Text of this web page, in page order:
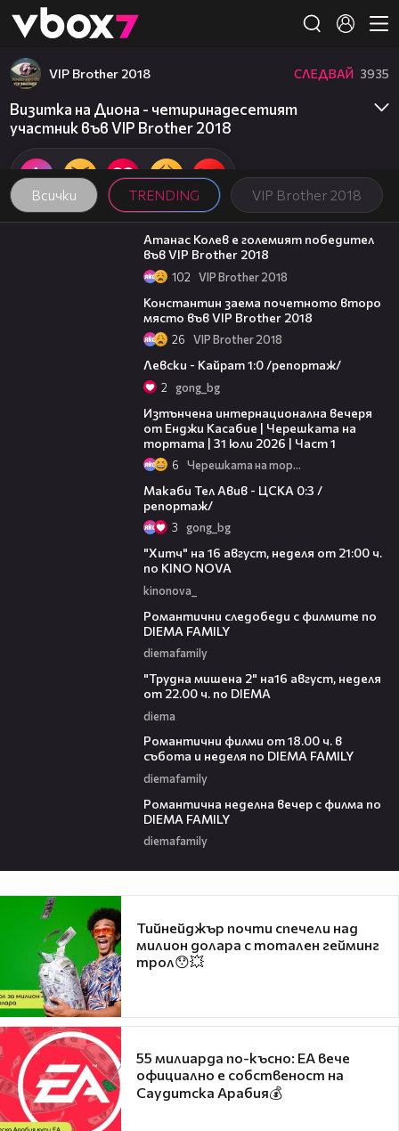
👾
Всички TRENDING VIP Brother 2018
VIP Brother 2018 СЛЕДВАЙ 3935
Визитка на Диона - четиринадесетият
участник във VIP Brother 2018
06:03
Атанас Колев е големият победител
във VIP Brother 2018
102 VIP Brother 2018
Константин заема почетното второ
място във VIP Brother 2018
26 VIP Brother 2018
Левски - Кайрат 1:0 /репортаж/
2 gong_bg
Изтънчена интернационална вечеря
от Енджи Касабие | Черешката на
тортата | 31 юли 2026 | Част 1
6 Черешката на тортата
Макаби Тел Авив - ЦСКА 0:3 /
репортаж/
3 gong_bg
"Хитч" на 16 август, неделя от 21:00 ч.
по KINO NOVA
kinonova_
Романтични следобеди с филмите по
DIEMA FAMILY
diemafamily
"Трудна мишена 2" на16 август, неделя
от 22.00 ч. по DIEMA
diema
Романтични филми от 18.00 ч. в
събота и неделя по DIEMA FAMILY
diemafamily
Романтичнa неделна вечер с филма по
DIEMA FAMILY
diemafamily
Тийнейджър почти спечели над
милион долара с тотален гейминг
трол😯💥
55 милиарда по-късно: EA вече
официално е собственост на
Саудитска Арабия💰